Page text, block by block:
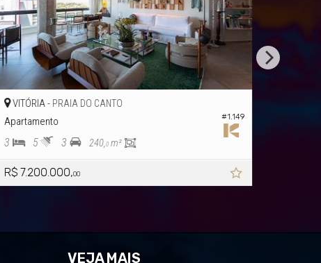
#1.149
VITÓRIA - PRAIA DO CANTO
Apartamento
3 5 3 240,0 m²
R$ 7.200.000,00
VEJA MAIS